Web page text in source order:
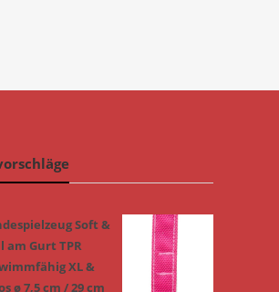
Soft &
am Gurt TPR
XL &
ø 7,5 cm / 29 cm